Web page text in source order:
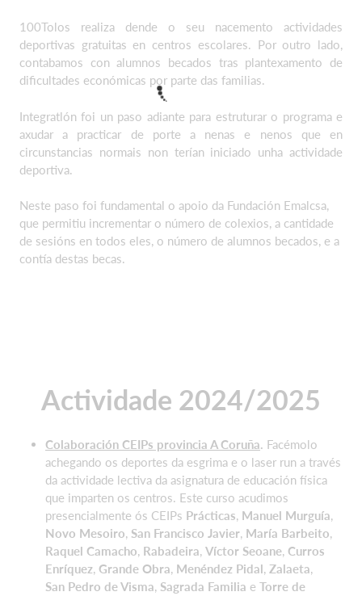
100Tolos realiza dende o seu nacemento actividades
deportivas gratuitas en centros escolares. Por outro lado,
contabamos con alumnos becados tras plantexamento de
dificultades económicas por parte das familias.
Integratlón foi un paso adiante para estruturar o programa e
axudar a practicar de porte a nenas e nenos que en
circunstancias normais non terían iniciado unha actividade
deportiva.
Neste paso foi fundamental o apoio da Fundación Emalcsa,
que permitiu incrementar o número de colexios, a cantidade
de sesións en todos eles, o número de alumnos becados, e a
contía destas becas.
Actividade 2024/2025
Colaboración CEIPs provincia A Coruña. Facémolo
achegando os deportes da esgrima e o laser run a través
da actividade lectiva da asignatura de educación física
que imparten os centros. Este curso acudimos
presencialmente ós CEIPs Prácticas, Manuel Murguía,
Novo Mesoiro, San Francisco Javier, María Barbeito,
Raquel Camacho, Rabadeira, Víctor Seoane, Curros
Enríquez, Grande Obra, Menéndez Pidal, Zalaeta,
San Pedro de Visma, Sagrada Familia e Torre de